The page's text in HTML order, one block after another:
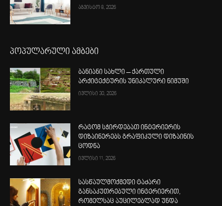
აგვისტო 8, 2026
პოპულარული ამბები
ბანიანი სახლი – ქართული
არქიტექტურის უნიკალური ნიმუში
ივლისი 30, 2026
რატომ სჭირდებათ ინტერიერის
დიზაინერებს გრაფიკული დიზაინის
ცოდნა
ივლისი 11, 2026
სასწაულმოქმედი ტაძარი
განსაკუთრებული ინტერიერით,
რომელსაც აუცილებლად უნდა